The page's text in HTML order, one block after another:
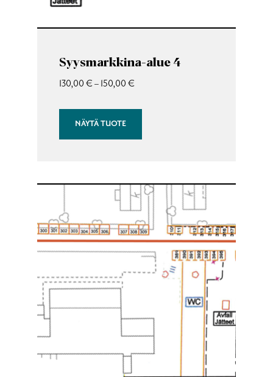
Syysmarkkina-alue 4
130,00€–150,00€Hintaluokka:
NÄYTÄ TUOTE
tuotteella
on
useampi
Voit
tehdä
valinnat
tuotteen
sivulla.